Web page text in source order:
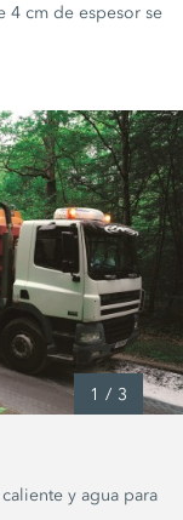
4 cm de espesor se
1 / 3
y agua para